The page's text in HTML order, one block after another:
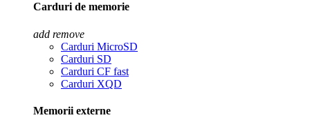
Carduri de memorie
add remove
Carduri MicroSD
Carduri SD
Carduri CF fast
Carduri XQD
Memorii externe